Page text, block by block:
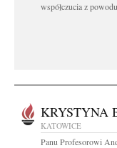
współczucia z
KRYSTYNA
KATOWICE
Panu Profesorowi